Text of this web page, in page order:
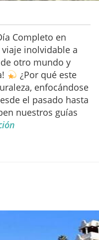
Completo en
viaje inolvidable a
otro mundo y
¿Por qué este
enfocándose
el pasado hasta
nuestros guías